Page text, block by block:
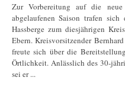
Zur Vorbereitung auf die
abgelaufenen Saison trafen sich
Hassberge zum diesjährigen
Ebern. Kreisvorsitzender
freute sich über die
Örtlichkeit. Anlässlich des 30-
sei er ...